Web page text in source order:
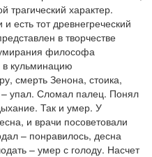
трагический характер.
есть тот древнегреческий
в творчестве
философа
в кульминацию
смерть Зенона, стоика,
упал. Сломал палец. Понял
Так и умер. У
и врачи посоветовали
– понравилось, десна
– умер с голоду. Насчет